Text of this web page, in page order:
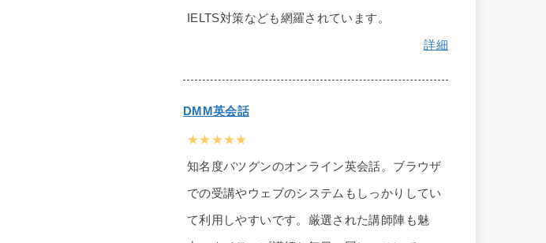
IELTS対策なども網羅されています。
詳細
DMM英会話
★★★★★
知名度バツグンのオンライン英会話。ブラウザ
での受講やウェブのシステムもしっかりしてい
て利用しやすいです。厳選された講師陣も魅